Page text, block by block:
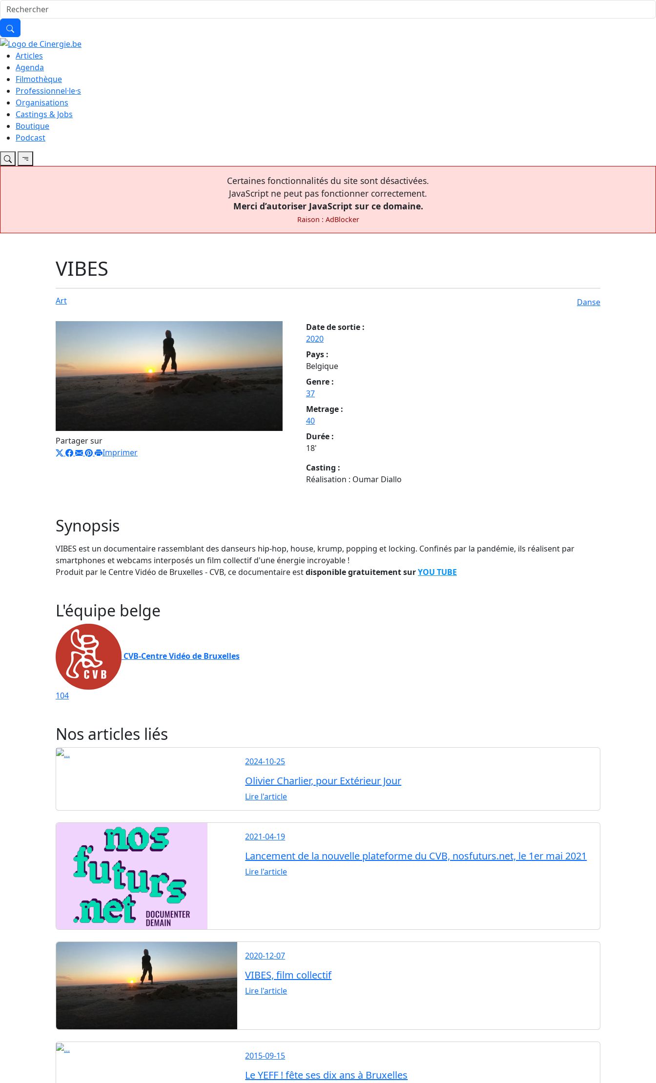
Articles
Agenda
Filmothèque
Professionnel·le·s
Organisations
Castings & Jobs
Boutique
Podcast
Certaines fonctionnalités du site sont désactivées.
JavaScript ne peut pas fonctionner correctement.
Merci d’autoriser JavaScript sur ce domaine.
Raison : AdBlocker
VIBES
Art Danse
Partager sur
Imprimer
Date de sortie :
2020
Pays :
Belgique
Genre :
37
Metrage :
40
Durée :
18'
Casting :
Réalisation : Oumar Diallo
Synopsis
VIBES est un documentaire rassemblant des danseurs hip-hop, house, krump, popping et locking. Confinés par la pandémie, ils réalisent par
smartphones et webcams interposés un film collectif d'une énergie incroyable !
Produit par le Centre Vidéo de Bruxelles - CVB, ce documentaire estdisponible gratuitement surYOU TUBE
L'équipe belge
CVB-Centre Vidéo de Bruxelles
104
Nos articles liés
2024-10-25
Olivier Charlier, pour Extérieur Jour
Lire l'article
2021-04-19
Lancement de la nouvelle plateforme du CVB, nosfuturs.net, le 1er mai 2021
Lire l'article
2020-12-07
VIBES, film collectif
Lire l'article
2015-09-15
Le YEFF ! fête ses dix ans à Bruxelles